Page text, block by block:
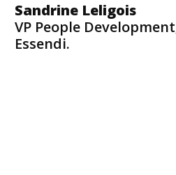
Sandrine Leligois
VP People
Essendi.